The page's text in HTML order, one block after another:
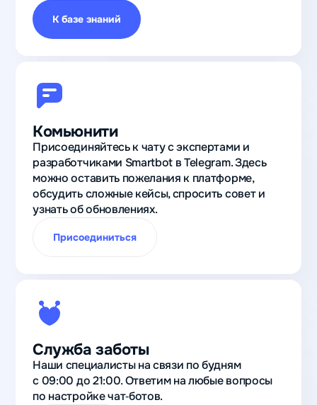
К базе знаний
Комьюнити
Присоединяйтесь к чату с экспертами и
разработчиками Smartbot в Telegram. Здесь
можно оставить пожелания к платформе,
обсудить сложные кейсы, спросить совет и
узнать об обновлениях.
Присоединиться
Служба заботы
Наши специалисты на связи по будням
с 09:00 до 21:00. Ответим на любые вопросы
по настройке чат‑ботов.